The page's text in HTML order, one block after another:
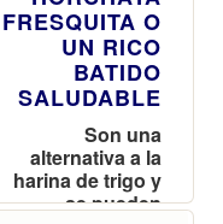
FRESQUITA O
UN RICO
BATIDO
SALUDABLE
Son una
alternativa a la
harina de trigo y
se pueden